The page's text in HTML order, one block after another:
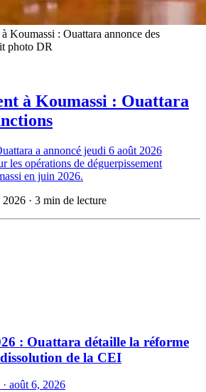
Koumassi : Ouattara annonce des
photo DR
à Koumassi : Ouattara
a annoncé jeudi 6 août 2026
les opérations de déguerpissement
en juin 2026.
2026 · 3 min de lecture
: Ouattara détaille la réforme
de la CEI
· août 6, 2026